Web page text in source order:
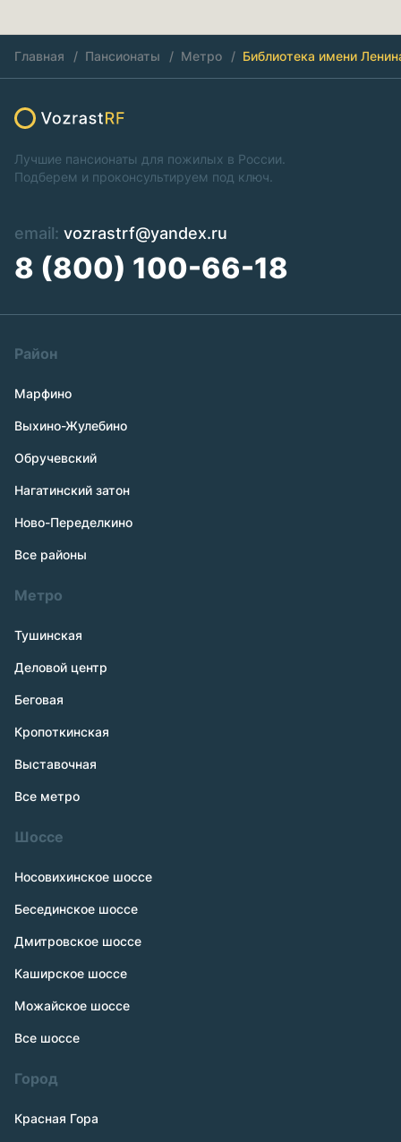
Главная Пансионаты Метро Библиотека имени
Лучшие пансионаты для пожилых в России.
Подберем и проконсультируем под ключ.
email: vozrastrf@yandex.ru
8 (800) 100-66-18
Район
Марфино
Выхино-Жулебино
Обручевский
Нагатинский затон
Ново-Переделкино
Все районы
Метро
Тушинская
Деловой центр
Беговая
Кропоткинская
Выставочная
Все метро
Шоссе
Носовихинское шоссе
Бесединское шоссе
Дмитровское шоссе
Каширское шоссе
Можайское шоссе
Все шоссе
Город
Красная Гора